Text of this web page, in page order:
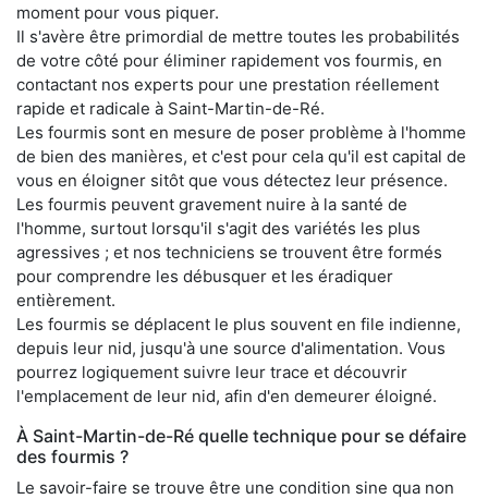
moment pour vous piquer.
Il s'avère être primordial de mettre toutes les probabilités
de votre côté pour éliminer rapidement vos fourmis, en
contactant nos experts pour une prestation réellement
rapide et radicale à Saint-Martin-de-Ré.
Les fourmis sont en mesure de poser problème à l'homme
de bien des manières, et c'est pour cela qu'il est capital de
vous en éloigner sitôt que vous détectez leur présence.
Les fourmis peuvent gravement nuire à la santé de
l'homme, surtout lorsqu'il s'agit des variétés les plus
agressives ; et nos techniciens se trouvent être formés
pour comprendre les débusquer et les éradiquer
entièrement.
Les fourmis se déplacent le plus souvent en file indienne,
depuis leur nid, jusqu'à une source d'alimentation. Vous
pourrez logiquement suivre leur trace et découvrir
l'emplacement de leur nid, afin d'en demeurer éloigné.
À Saint-Martin-de-Ré quelle technique pour se défaire
des fourmis ?
Le savoir-faire se trouve être une condition sine qua non